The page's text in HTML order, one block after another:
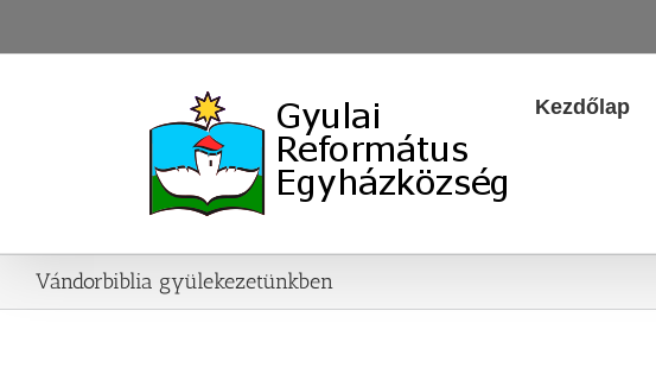
to
Kezdőlap
Vándorbiblia gyülekezetünkben